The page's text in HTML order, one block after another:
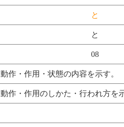
と
と
08
動作・作用・状態の内容を示す。
動作・作用のしかた・行われ方を